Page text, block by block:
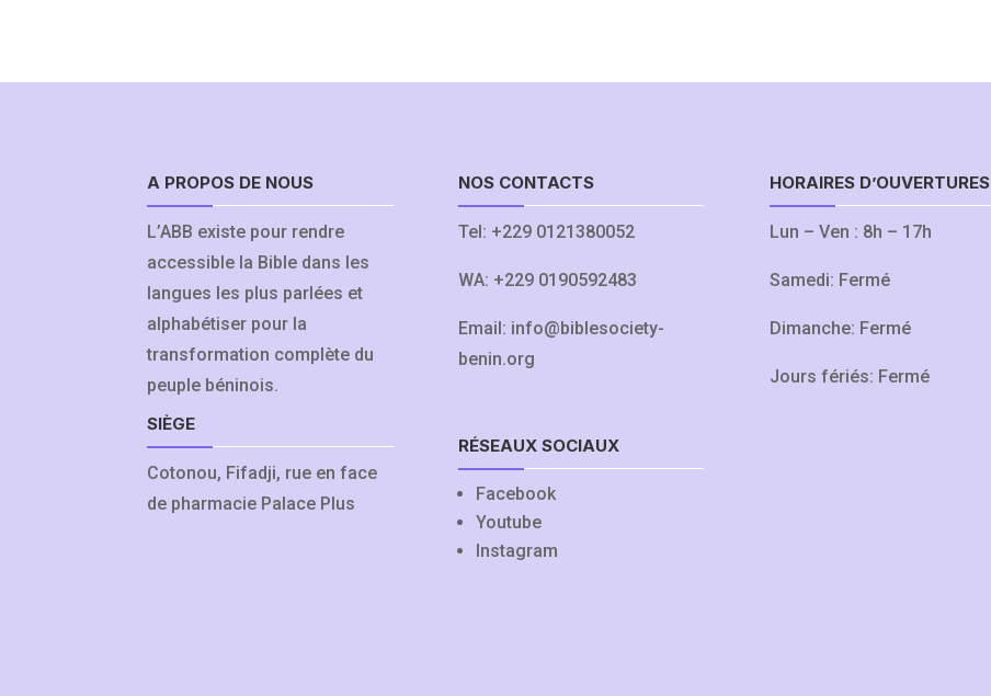
A PROPOS DE NOUS
L’ABB existe pour rendre
accessible la Bible dans les
langues les plus parlées et
alphabétiser pour la
transformation complète du
peuple béninois.
SIÈGE
Cotonou, Fifadji, rue en face
de pharmacie Palace Plus
NOS CONTACTS
Tel: +229 0121380052
WA: +229 0190592483
Email: info@biblesociety-
benin.org
RÉSEAUX SOCIAUX
Facebook
Youtube
Instagram
HORAIRES D’OUVERTURES
Lun – Ven : 8h – 17h
Samedi: Fermé
Dimanche: Fermé
Jours fériés: Fermé